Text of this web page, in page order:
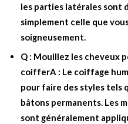
les parties latérales sont
simplement celle que
soigneusement.
Q : Mouillez les cheveux
coifferA : Le coiffage
pour faire des styles tels
bâtons permanents. Les
sont généralement